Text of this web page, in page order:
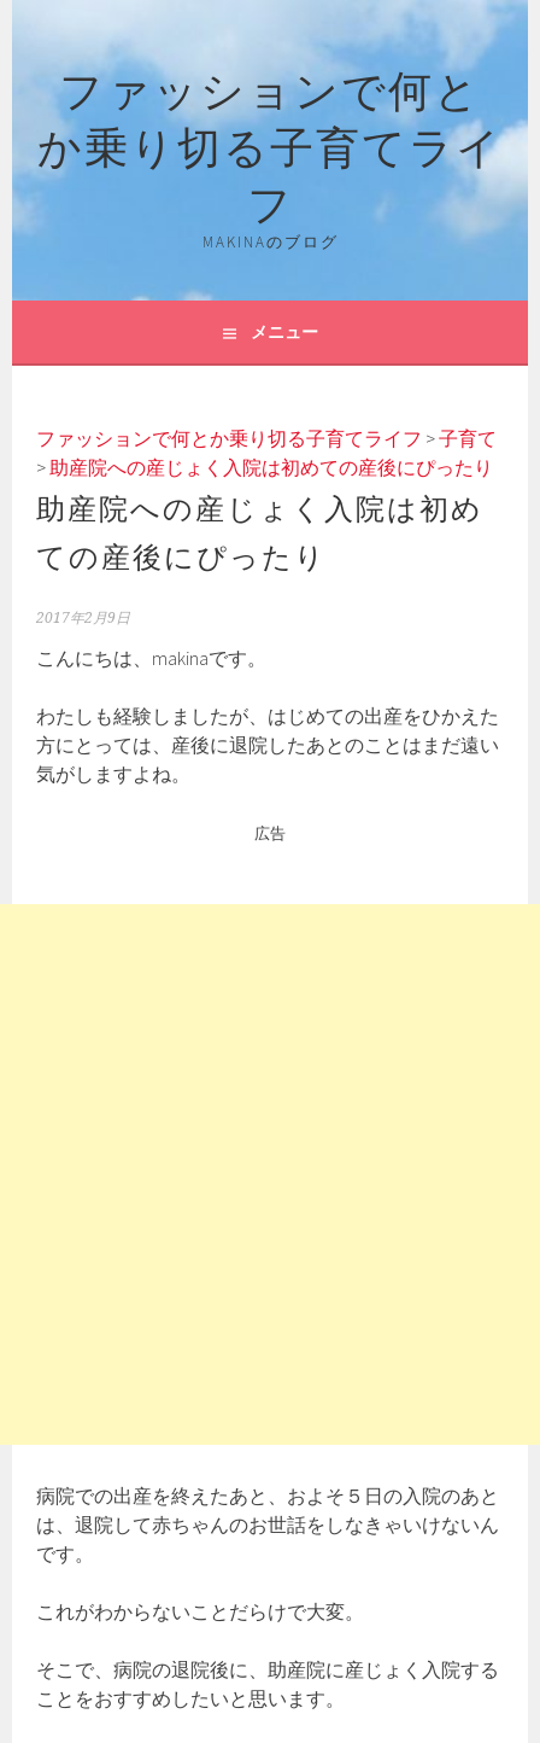
ファッションで何と
か乗り切る子育てライ
フ
MAKINAのブログ
メニュー
ファッションで何とか乗り切る子育てライフ >子育て
>助産院への産じょく入院は初めての産後にぴったり
助産院への産じょく入院は初め
ての産後にぴったり
2017年2月9日
こんにちは、makinaです。
わたしも経験しましたが、はじめての出産をひかえた
方にとっては、産後に退院したあとのことはまだ遠い
気がしますよね。
広告
病院での出産を終えたあと、およそ５日の入院のあと
は、退院して赤ちゃんのお世話をしなきゃいけないん
です。
これがわからないことだらけで大変。
そこで、病院の退院後に、助産院に産じょく入院する
ことをおすすめしたいと思います。